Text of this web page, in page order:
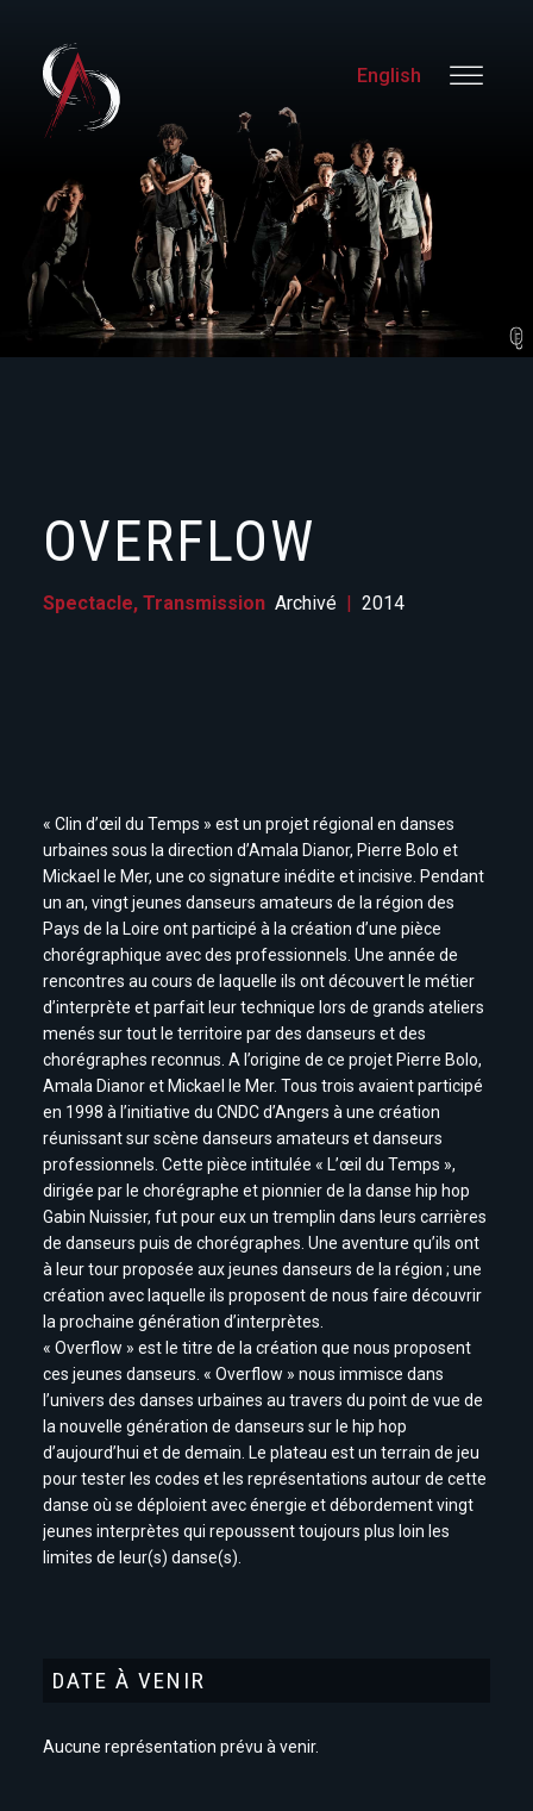
English
OVERFLOW
Spectacle, Transmission Archivé 2014
« Clin d’œil du Temps » est un projet régional en danses
urbaines sous la direction d’Amala Dianor, Pierre Bolo et
Mickael le Mer, une co signature inédite et incisive. Pendant
un an, vingt jeunes danseurs amateurs de la région des
Pays de la Loire ont participé à la création d’une pièce
chorégraphique avec des professionnels. Une année de
rencontres au cours de laquelle ils ont découvert le métier
d’interprète et parfait leur technique lors de grands ateliers
menés sur tout le territoire par des danseurs et des
chorégraphes reconnus. A l’origine de ce projet Pierre Bolo,
Amala Dianor et Mickael le Mer. Tous trois avaient participé
en 1998 à l’initiative du CNDC d’Angers à une création
réunissant sur scène danseurs amateurs et danseurs
professionnels. Cette pièce intitulée « L’œil du Temps »,
dirigée par le chorégraphe et pionnier de la danse hip hop
Gabin Nuissier, fut pour eux un tremplin dans leurs carrières
de danseurs puis de chorégraphes. Une aventure qu’ils ont
à leur tour proposée aux jeunes danseurs de la région ; une
création avec laquelle ils proposent de nous faire découvrir
la prochaine génération d’interprètes.
« Overflow » est le titre de la création que nous proposent
ces jeunes danseurs. « Overflow » nous immisce dans
l’univers des danses urbaines au travers du point de vue de
la nouvelle génération de danseurs sur le hip hop
d’aujourd’hui et de demain. Le plateau est un terrain de jeu
pour tester les codes et les représentations autour de cette
danse où se déploient avec énergie et débordement vingt
jeunes interprètes qui repoussent toujours plus loin les
limites de leur(s) danse(s).
DATE À VENIR
Aucune représentation prévu à venir.